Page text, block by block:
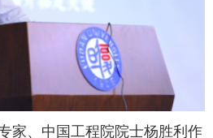
、中国工程院院士杨胜利作